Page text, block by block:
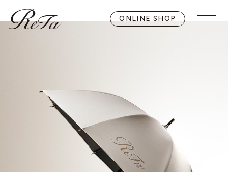
ONLINE SHOP